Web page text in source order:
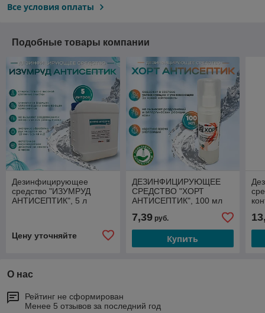
Все условия оплаты
Подобные товары компании
Дезинфицирующее
средство "ИЗУМРУД
АНТИСЕПТИК", 5 л
Цену уточняйте
ДЕЗИНФИЦИРУЮЩЕЕ
СРЕДСТВО "ХОРТ
АНТИСЕПТИК", 100 мл
7,39руб.
Купить
О нас
Рейтинг не сформирован
Менее 5 отзывов за последний год